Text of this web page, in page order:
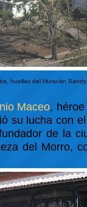
huellas del Huracán Sandy
Maceo,
su lucha con
de la
del Morro,